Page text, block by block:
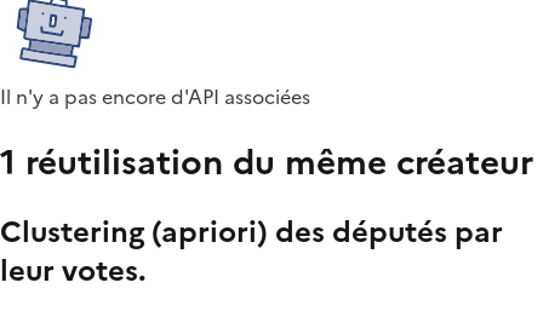
Il n'y a pas encore d'API associées
1 réutilisation du même créateur
Clustering (apriori) des députés par
leur votes.